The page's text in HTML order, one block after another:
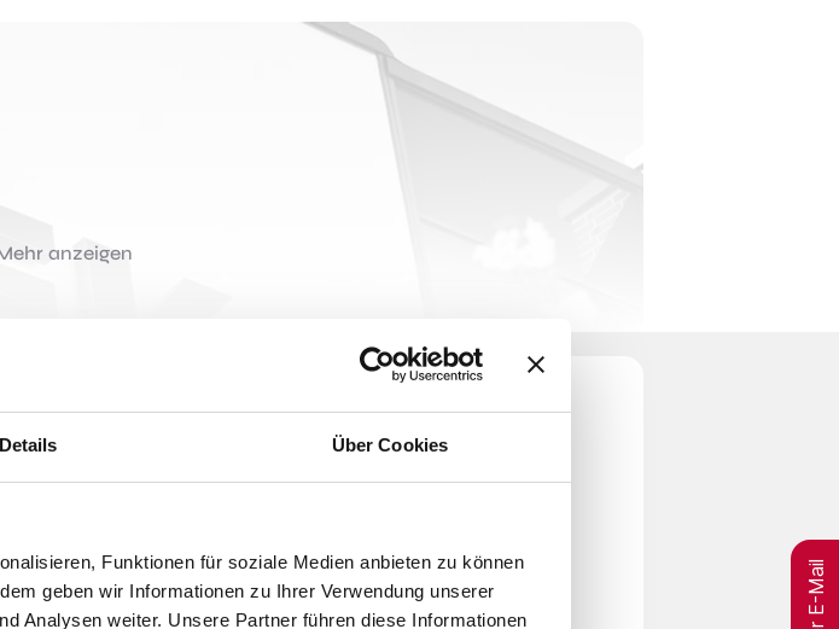
Details Über Cookies
Funktionen für soziale Medien anbieten zu können
geben wir Informationen zu Ihrer Verwendung unserer
Analysen weiter. Unsere Partner führen diese Informationen
am Friedrich-Ebert-Krankenhaus in Neumünster einen
anzeigen